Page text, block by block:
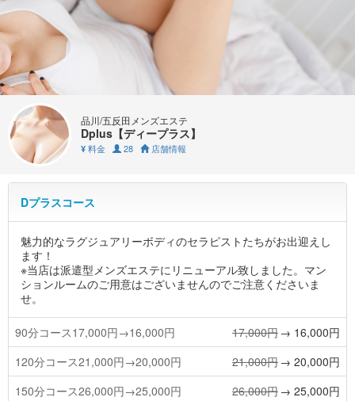
品川/五反田メンズエステ
Dplus【ディープラス】
¥ 料金 28 店舗情報
Dプラスコース
魅力的なラグジュアリーボディのセラピストたちがお出迎えし
ます！
※当店は派遣型メンズエステにリニューアル致しました。マン
ションルームのご用意はございませんのでご注意くださいま
せ。
90分コース17,000円→16,000円 17,000円 → 16,000円
120分コース21,000円→20,000円
21,000円 → 20,000円
150分コース26,000円→25,000円
26,000円 → 25,000円